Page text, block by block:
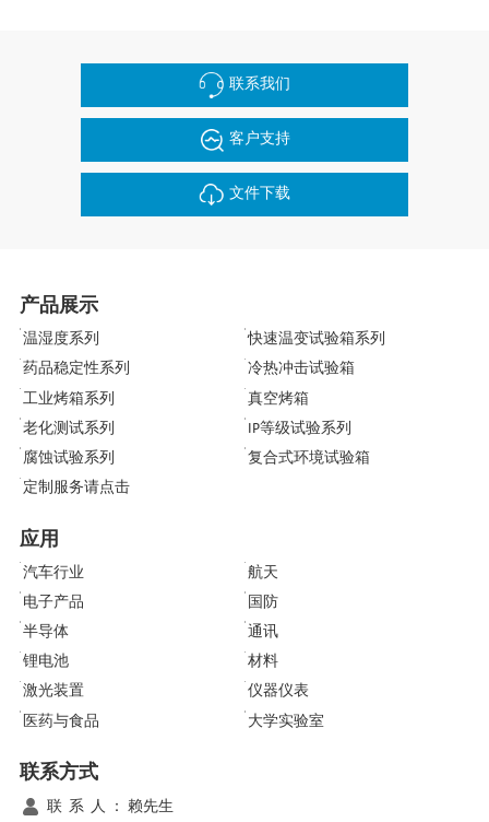
联系我们
客户支持
文件下载
产品展示
温湿度系列
快速温变试验箱系列
药品稳定性系列
冷热冲击试验箱
工业烤箱系列
真空烤箱
老化测试系列
IP等级试验系列
腐蚀试验系列
复合式环境试验箱
定制服务请点击
应用
汽车行业
航天
电子产品
国防
半导体
通讯
锂电池
材料
激光装置
仪器仪表
医药与食品
大学实验室
联系方式
联 系 人 ： 赖先生